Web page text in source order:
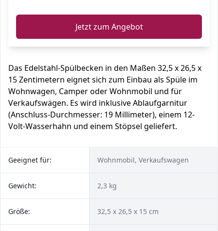
Jetzt zum Angebot
Das Edelstahl-Spülbecken in den Maßen 32,5 x 26,5 x
15 Zentimetern eignet sich zum Einbau als Spüle im
Wohnwagen, Camper oder Wohnmobil und für
Verkaufswägen. Es wird inklusive Ablaufgarnitur
(Anschluss-Durchmesser: 19 Millimeter), einem 12-
Volt-Wasserhahn und einem Stöpsel geliefert.
Geeignet für: Wohnmobil, Verkaufswagen
Gewicht: 2,3 kg
Größe: 32,5 x 26,5 x 15 cm